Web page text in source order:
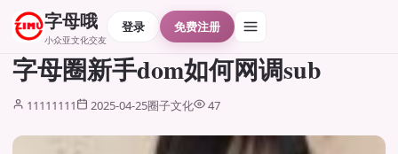
字母哦
小众亚文化交友
登录 免费注册
字母圈新手dom如何网调sub
11111111 2025-04-25圈子文化 47